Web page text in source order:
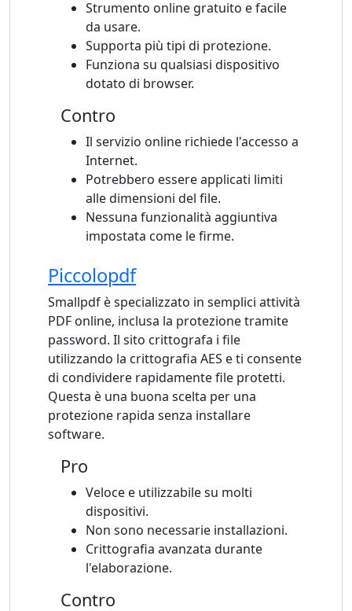
Strumento online gratuito e facile
da usare.
Supporta più tipi di protezione.
Funziona su qualsiasi dispositivo
dotato di browser.
Contro
Il servizio online richiede l'accesso a
Internet.
Potrebbero essere applicati limiti
alle dimensioni del file.
Nessuna funzionalità aggiuntiva
impostata come le firme.
Piccolopdf
Smallpdf è specializzato in semplici attività
PDF online, inclusa la protezione tramite
password. Il sito crittografa i file
utilizzando la crittografia AES e ti consente
di condividere rapidamente file protetti.
Questa è una buona scelta per una
protezione rapida senza installare
software.
Pro
Veloce e utilizzabile su molti
dispositivi.
Non sono necessarie installazioni.
Crittografia avanzata durante
l'elaborazione.
Contro